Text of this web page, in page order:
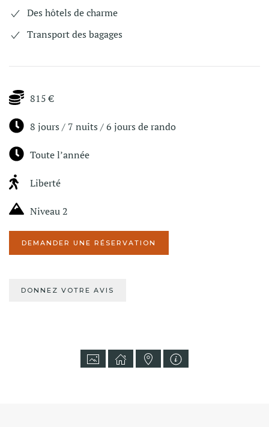
Des hôtels de charme
Transport des bagages
815 €
8 jours / 7 nuits / 6 jours de rando
Toute l’année
Liberté
Niveau 2
DEMANDER UNE RÉSERVATION
DONNEZ VOTRE AVIS